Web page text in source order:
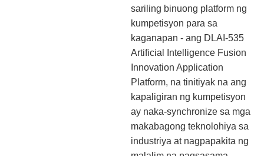
sariling binuong platform ng
kumpetisyon para sa
kaganapan - ang DLAI-535
Artificial Intelligence Fusion
Innovation Application
Platform, na tinitiyak na ang
kapaligiran ng kumpetisyon
ay naka-synchronize sa mga
makabagong teknolohiya sa
industriya at nagpapakita ng